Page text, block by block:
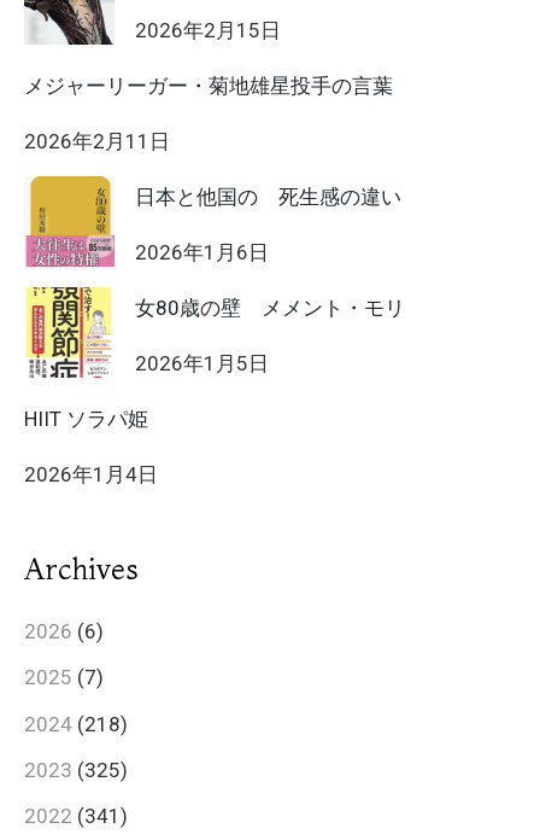
2026年2月15日
メジャーリーガー・菊地雄星投手の言葉
2026年2月11日
日本と他国の 死生感の違い
2026年1月6日
女80歳の壁 メメント・モリ
2026年1月5日
HIIT ソラパ姫
2026年1月4日
Archives
2026 (6)
2025 (7)
2024 (218)
2023 (325)
2022 (341)